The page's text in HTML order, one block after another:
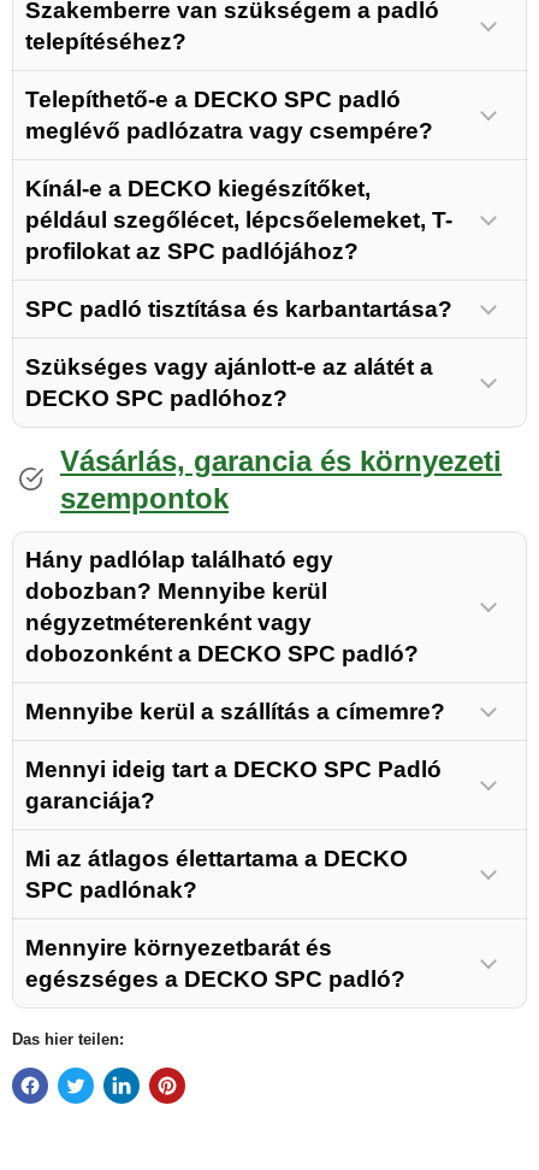
Szakemberre van szükségem a padló
telepítéséhez?
lépcsőelemek T-
Telepíthető-e a DECKO SPC padló
meglévő padlózatra vagy csempére?
Kínál-e a DECKO kiegészítőket,
például szegőlécet, lépcsőelemeket, T-
profilokat az SPC padlójához?
szegőléceket
lépcsőelemek
T-
összeállított DIY
eszközkészlet
SPC padló tisztítása és karbantartása?
Szükséges vagy ajánlott-e az alátét a
DECKO SPC padlóhoz?
Vásárlás, garancia és környezeti
szempontok
Hány padlólap található egy
dobozban? Mennyibe kerül
négyzetméterenként vagy
dobozonként a DECKO SPC padló?
Mennyibe kerül a szállítás a címemre?
kapcsolatfelvétellel
Lásd a szállítási irányelveket
Mennyi ideig tart a DECKO SPC Padló
garanciája?
Lásd a Garancia oldalt
Mi az átlagos élettartama a DECKO
SPC padlónak?
A DECKO SPC padló a legfejlettebb
technológiákkal készült, víz- és tűzállósággal és
magas karcásállósággal rendelkezik Ezért
függően.
Mennyire környezetbarát és
egészséges a DECKO SPC padló?
Das hier teilen: